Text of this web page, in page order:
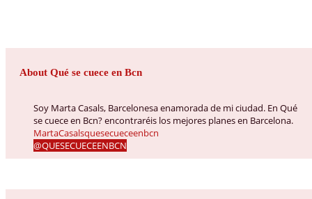
About Qué se cuece en Bcn
Soy Marta Casals, Barcelonesa enamorada de mi ciudad. En Qué
se cuece en Bcn? encontraréis los mejores planes en Barcelona.
MartaCasalsquesecueceenbcn
@QUESECUECEENBCN